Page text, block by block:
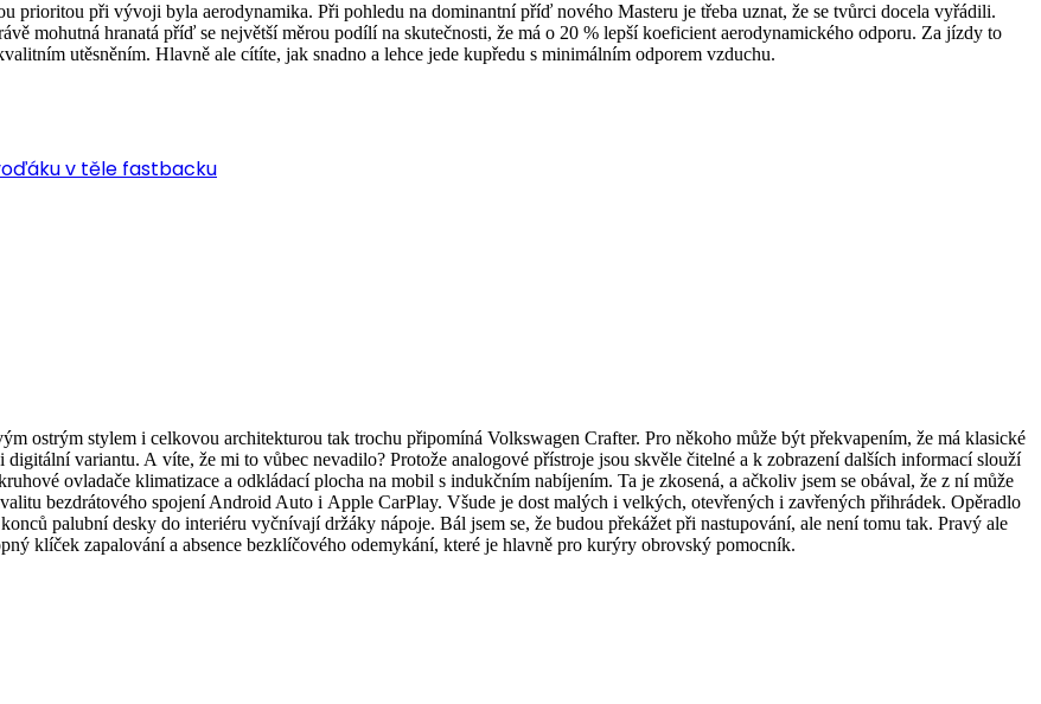
prioritou při vývoji byla aerodynamika. Při pohledu na dominantní příď nového Masteru je třeba uznat, že se tvůrci docela vyřádili.
mohutná hranatá příď se největší měrou podílí na skutečnosti, že má o 20 % lepší koeficient aerodynamického odporu. Za jízdy to
utěsněním. Hlavně ale cítíte, jak snadno a lehce jede kupředu s minimálním odporem vzduchu.
v těle fastbacku
ostrým stylem i celkovou architekturou tak trochu připomíná Volkswagen Crafter. Pro někoho může být překvapením, že má klasické
variantu. A víte, že mi to vůbec nevadilo? Protože analogové přístroje jsou skvěle čitelné a k zobrazení dalších informací slouží
ovladače klimatizace a odkládací plocha na mobil s indukčním nabíjením. Ta je zkosená, a ačkoliv jsem se obával, že z ní může
bezdrátového spojení Android Auto i Apple CarPlay. Všude je dost malých i velkých, otevřených i zavřených přihrádek. Opěradlo
palubní desky do interiéru vyčnívají držáky nápoje. Bál jsem se, že budou překážet při nastupování, ale není tomu tak. Pravý ale
klíček zapalování a absence bezklíčového odemykání, které je hlavně pro kurýry obrovský pomocník.